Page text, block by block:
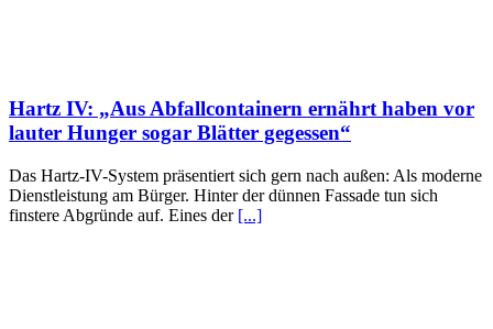
Hartz IV: „Aus Abfallcontainern ernährt haben vor
lauter Hunger sogar Blätter gegessen“
Das Hartz-IV-System präsentiert sich gern nach außen: Als moderne
Dienstleistung am Bürger. Hinter der dünnen Fassade tun sich
finstere Abgründe auf. Eines der [...]